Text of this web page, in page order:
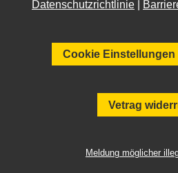
Datenschutzrichtlinie
Cookie
Vetrag
Meldung möglicher